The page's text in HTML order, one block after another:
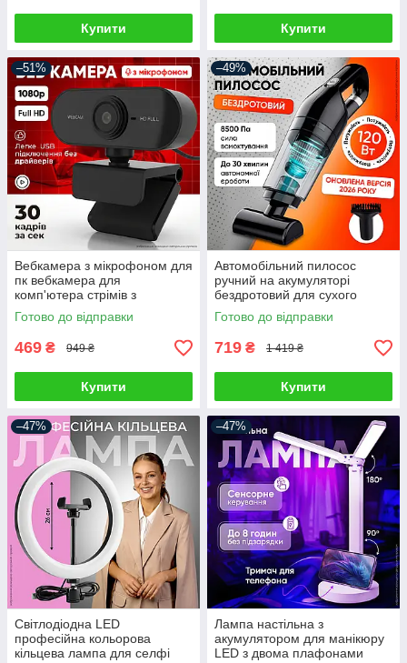
Купити Купити
–51%
Вебкамера з мікрофоном для
пк вебкамера для
комп'ютера стрімів з
автофокусом вебка full hd
1920 x 1080
Готово до відправки
469 ₴ 949 ₴
Купити
–49%
Автомобільний пилосос
ручний на акумуляторі
бездротовий для сухого
прибирання автопилосос для
салону автомобіля з
насадками
Готово до відправки
719 ₴ 1 419 ₴
Купити
–47%
Світлодіодна LED
професійна кольорова
кільцева лампа для селфі
–47%
Лампа настільна з
акумулятором для манікюру
LED з двома плафонами